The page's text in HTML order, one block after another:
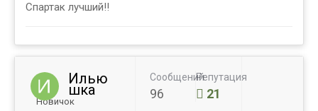
Спартак лучший!!
Илью
шка
Новичок
Сообщений
96
Репутация
21